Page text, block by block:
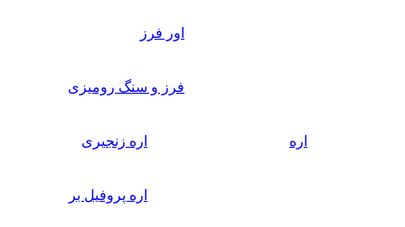
اور فرز
فرز و سنگ رومیزی
اره اره زنجیری
اره پروفیل بر